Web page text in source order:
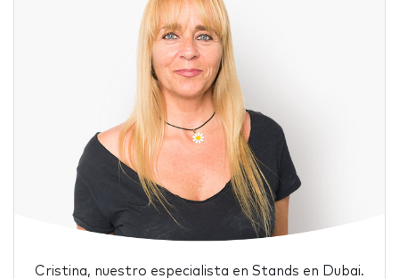
Cristina, nuestro especialista en Stands en Dubai.